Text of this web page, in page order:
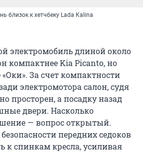
близок к хетчбеку Lada Kalina
электромобиль длиной около
компактнее Kia Picanto, но
За счет компактности
электромотора салон, судя
просторен, а посадку назад
двери. Насколько
— вопрос открытый.
передних седоков
к спинкам кресла, усиливая